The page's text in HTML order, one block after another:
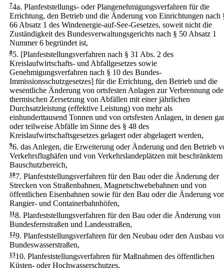
74a. Planfeststellungs- oder Plangenehmigungsverfahren für die
Errichtung, den Betrieb und die Änderung von Einrichtungen nach
66 Absatz 1 des Windenergie-auf-See-Gesetzes, soweit nicht die
Zuständigkeit des Bundesverwaltungsgerichts nach § 50 Absatz 1
Nummer 6 begründet ist,
85. [Planfeststellungsverfahren nach § 31 Abs. 2 des
Kreislaufwirtschafts- und Abfallgesetzes sowie
Genehmigungsverfahren nach § 10 des Bundes-
Immissionsschutzgesetzes] für die Errichtung, den Betrieb und die
wesentliche Änderung von ortsfesten Anlagen zur Verbrennung
thermischen Zersetzung von Abfällen mit einer jährlichen
Durchsatzleistung (effektive Leistung) von mehr als
einhunderttausend Tonnen und von ortsfesten Anlagen, in denen
oder teilweise Abfälle im Sinne des § 48 des
Kreislaufwirtschaftsgesetzes gelagert oder abgelagert werden,
96. das Anlegen, die Erweiterung oder Änderung und den Betrieb
Verkehrsflughäfen und von Verkehrslandeplätzen mit beschränktem
Bauschutzbereich,
107. Planfeststellungsverfahren für den Bau oder die Änderung der
Strecken von Straßenbahnen, Magnetschwebebahnen und von
öffentlichen Eisenbahnen sowie für den Bau oder die Änderung
Rangier- und Containerbahnhöfen,
11 8. Planfeststellungsverfahren für den Bau oder die Änderung von
Bundesfernstraßen und Landesstraßen,
129. Planfeststellungsverfahren für den Neubau oder den Ausbau
Bundeswasserstraßen,
1310. Planfeststellungsverfahren für Maßnahmen des öffentlichen
Küsten- oder Hochwasserschutzes,